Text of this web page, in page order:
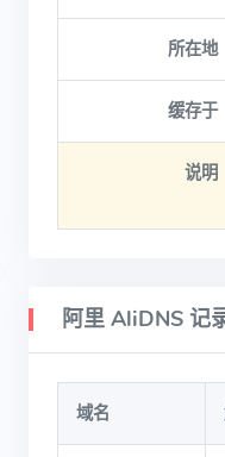
所在地
缓存于
说明
阿里 AliDNS 记
域名